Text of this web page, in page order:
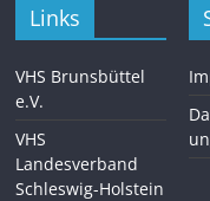
Links
VHS Brunsbüttel
e.V.
VHS
Landesverband
Schleswig-Holstein